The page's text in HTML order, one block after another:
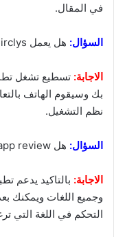
في المقال.
السؤال: هل يعمل Circlys علي جميع الهواتف الضعيفة والقوية ؟
الاجابة:
بك وسيقوم الهاتف
نظم التشغيل.
السؤال: هل circlys app review يدعم خطوط عربيه ؟
الاجابة:
وجميع اللغات ويمكنك
التحكم في اللغة التي